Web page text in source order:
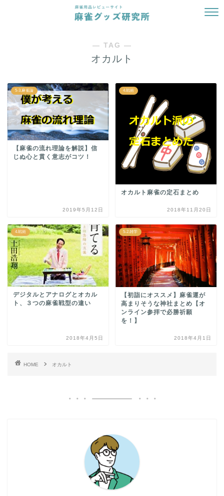
― TAG ―
オカルト
5-3.麻雀論
【麻雀の流れ理論を解説】信
じぬ心と貫く意志がコツ！
2019年5月12日
4.戦術
オカルト麻雀の定石まとめ
2018年11月20日
4.戦術
デジタルとアナログとオカル
ト、３つの麻雀戦型の違い
2018年4月5日
5-2.雑学
【初詣にオススメ】麻雀運が
高まりそうな神社まとめ【オ
ンライン参拝で必勝祈願
を！】
2018年4月1日
HOME オカルト